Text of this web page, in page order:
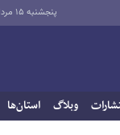
پنجشنبه ۱۵ مرداد ۱۴۰۵
وبلاگ استان‌ها